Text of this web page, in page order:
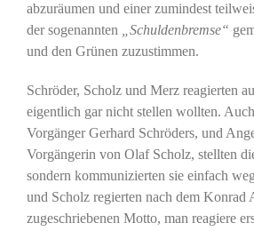
abzuräumen und einer zumindest
der sogenannten
„Schuldenbremse“
und den Grünen zuzustimmen.
Schröder, Scholz und Merz reagierten
eigentlich gar nicht stellen wollten.
Vorgänger Gerhard Schröders, und
Vorgängerin von Olaf Scholz, stellten
sondern kommunizierten sie einfach
und Scholz regierten nach dem Konrad
zugeschriebenen Motto, man reagiere